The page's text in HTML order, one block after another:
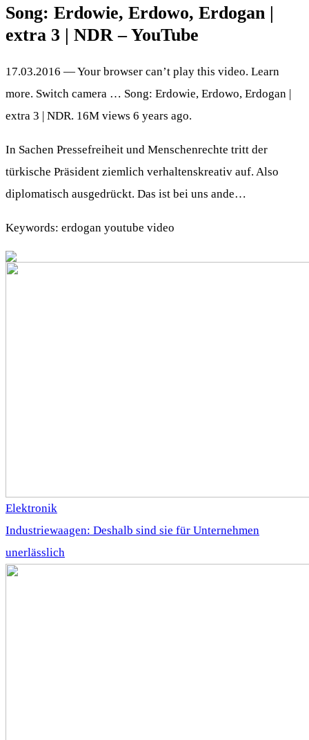
Song: Erdowie, Erdowo, Erdogan |
extra 3 | NDR – YouTube
17.03.2016 — Your browser can’t play this video. Learn
more. Switch camera … Song: Erdowie, Erdowo, Erdogan |
extra 3 | NDR. 16M views 6 years ago.
In Sachen Pressefreiheit und Menschenrechte tritt der
türkische Präsident ziemlich verhaltenskreativ auf. Also
diplomatisch ausgedrückt. Das ist bei uns ande…
Keywords: erdogan youtube video
Elektronik
Industriewaagen: Deshalb sind sie für Unternehmen
unerlässlich